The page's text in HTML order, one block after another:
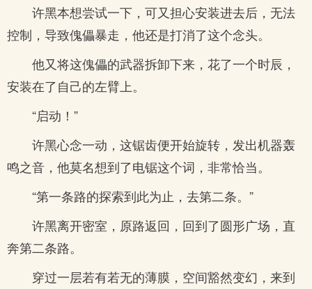
许黑本想尝试一下，可又担心安装进去后，无法
控制，导致傀儡暴走，他还是打消了这个念头。
他又将这傀儡的武器拆卸下来，花了一个时辰，
安装在了自己的左臂上。
“启动！”
许黑心念一动，这锯齿便开始旋转，发出机器轰
鸣之音，他莫名想到了电锯这个词，非常恰当。
“第一条路的探索到此为止，去第二条。”
许黑离开密室，原路返回，回到了圆形广场，直
奔第二条路。
穿过一层若有若无的薄膜，空间豁然变幻，来到